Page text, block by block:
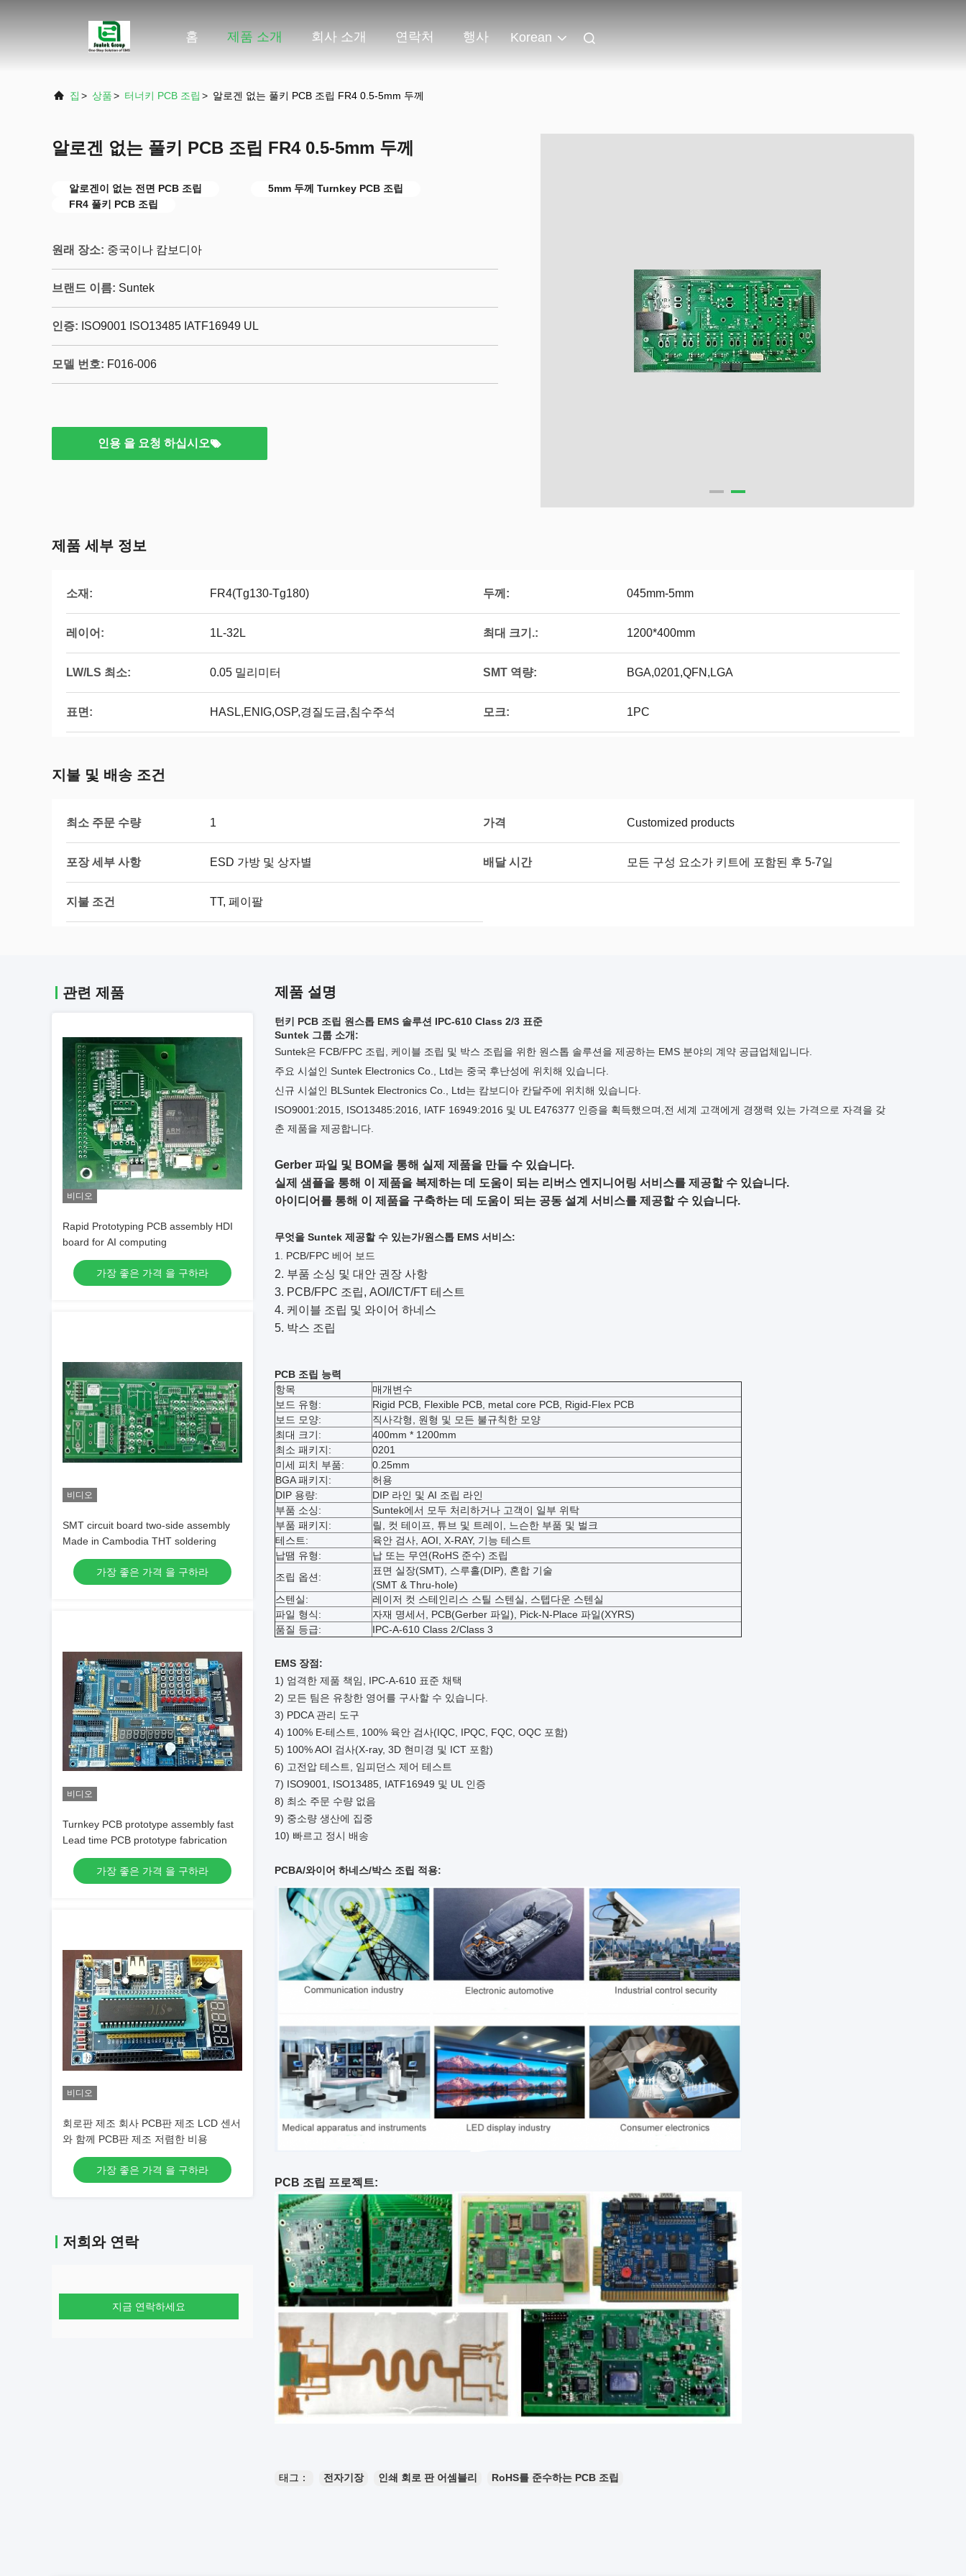
홈 제품 소개 회사 소개 연락처 행사 Korean
집 > 상품> 터너키 PCB 조립 > 알로겐 없는 풀키 PCB 조립 FR4 0.5-5mm 두께
알로겐 없는 풀키 PCB 조립 FR4 0.5-5mm 두께
알로겐이 없는 전면 PCB 조립
5mm 두께 Turnkey PCB 조립
FR4 풀키 PCB 조립
원래 장소: 중국이나 캄보디아
브랜드 이름: Suntek
인증: ISO9001 ISO13485 IATF16949 UL
모델 번호: F016-006
인용 을 요청 하십시오
제품 세부 정보
소재: FR4(Tg130-Tg180) 두께: 045mm-5mm
레이어: 1L-32L 최대 크기.: 1200*400mm
LW/LS 최소: 0.05 밀리미터 SMT 역량: BGA,0201,QFN,LGA
표면: HASL,ENIG,OSP,경질도금,침수주석 모크: 1PC
지불 및 배송 조건
최소 주문 수량 1 가격 Customized products
포장 세부 사항 ESD 가방 및 상자별 배달 시간 모든 구성 요소가 키트에 포함된 후 5-7일
지불 조건 TT, 페이팔
관련 제품
비디오
Rapid Prototyping PCB assembly HDI
board for AI computing
가장 좋은 가격 을 구하라
비디오
SMT circuit board two-side assembly
Made in Cambodia THT soldering
가장 좋은 가격 을 구하라
비디오
Turnkey PCB prototype assembly fast
Lead time PCB prototype fabrication
가장 좋은 가격 을 구하라
비디오
회로판 제조 회사 PCB판 제조 LCD 센서
와 함께 PCB판 제조 저렴한 비용
가장 좋은 가격 을 구하라
저희와 연락
지금 연락하세요
제품 설명
턴키 PCB 조립 원스톱 EMS 솔루션 IPC-610 Class 2/3 표준
Suntek 그룹 소개:
Suntek은 FCB/FPC 조립, 케이블 조립 및 박스 조립을 위한 원스톱 솔루션을 제공하는 EMS 분야의 계약 공급업체입니다.
주요 시설인 Suntek Electronics Co., Ltd는 중국 후난성에 위치해 있습니다.
신규 시설인 BLSuntek Electronics Co., Ltd는 캄보디아 칸달주에 위치해 있습니다.
ISO9001:2015, ISO13485:2016, IATF 16949:2016 및 UL E476377 인증을 획득했으며, 전 세계 고객에게 경쟁력 있는 가격으로 자격을 갖
춘 제품을 제공합니다.
Gerber 파일 및 BOM을 통해 실제 제품을 만들 수 있습니다.
실제 샘플을 통해 이 제품을 복제하는 데 도움이 되는 리버스 엔지니어링 서비스를 제공할 수 있습니다.
아이디어를 통해 이 제품을 구축하는 데 도움이 되는 공동 설계 서비스를 제공할 수 있습니다.
무엇을 Suntek 제공할 수 있는가/원스톱 EMS 서비스:
1. PCB/FPC 베어 보드
2. 부품 소싱 및 대안 권장 사항
3. PCB/FPC 조립, AOI/ICT/FT 테스트
4. 케이블 조립 및 와이어 하네스
5. 박스 조립
PCB 조립 능력
항목
매개변수
보드 유형:
Rigid PCB, Flexible PCB, metal core PCB, Rigid-Flex PCB
보드 모양:
직사각형, 원형 및 모든 불규칙한 모양
최대 크기:
400mm * 1200mm
최소 패키지:
0201
미세 피치 부품:
0.25mm
BGA 패키지:
허용
DIP 용량:
DIP 라인 및 AI 조립 라인
부품 소싱:
Suntek에서 모두 처리하거나 고객이 일부 위탁
부품 패키지:
릴, 컷 테이프, 튜브 및 트레이, 느슨한 부품 및 벌크
테스트:
육안 검사, AOI, X-RAY, 기능 테스트
납땜 유형:
납 또는 무연(RoHS 준수) 조립
조립 옵션:
표면 실장(SMT), 스루홀(DIP), 혼합 기술
(SMT & Thru-hole)
스텐실:
레이저 컷 스테인리스 스틸 스텐실, 스텝다운 스텐실
파일 형식:
자재 명세서, PCB(Gerber 파일), Pick-N-Place 파일(XYRS)
품질 등급:
IPC-A-610 Class 2/Class 3
EMS 장점:
1) 엄격한 제품 책임, IPC-A-610 표준 채택
2) 모든 팀은 유창한 영어를 구사할 수 있습니다.
3) PDCA 관리 도구
4) 100% E-테스트, 100% 육안 검사(IQC, IPQC, FQC, OQC 포함)
5) 100% AOI 검사(X-ray, 3D 현미경 및 ICT 포함)
6) 고전압 테스트, 임피던스 제어 테스트
7) ISO9001, ISO13485, IATF16949 및 UL 인증
8) 최소 주문 수량 없음
9) 중소량 생산에 집중
10) 빠르고 정시 배송
PCBA/와이어 하네스/박스 조립 적용:
PCB 조립 프로젝트:
태그： 전자기장 인쇄 회로 판 어셈블리 RoHS를 준수하는 PCB 조립